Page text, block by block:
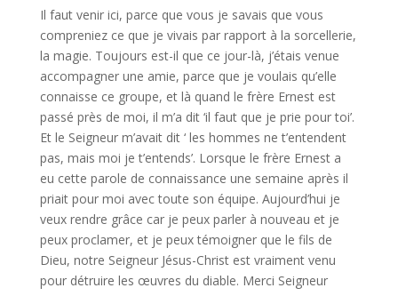
Il faut venir ici, parce que vous je savais que vous
compreniez ce que je vivais par rapport à la sorcellerie,
la magie. Toujours est-il que ce jour-là, j’étais venue
accompagner une amie, parce que je voulais qu’elle
connaisse ce groupe, et là quand le frère Ernest est
passé près de moi, il m’a dit ‘il faut que je prie pour toi’.
Et le Seigneur m’avait dit ‘ les hommes ne t’entendent
pas, mais moi je t’entends’. Lorsque le frère Ernest a
eu cette parole de connaissance une semaine après il
priait pour moi avec toute son équipe. Aujourd’hui je
veux rendre grâce car je peux parler à nouveau et je
peux proclamer, et je peux témoigner que le fils de
Dieu, notre Seigneur Jésus-Christ est vraiment venu
pour détruire les œuvres du diable. Merci Seigneur